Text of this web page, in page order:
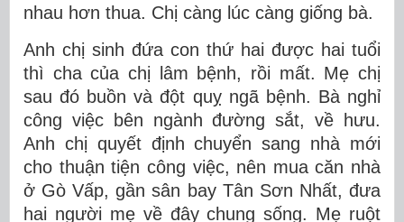
nhau hơn thua. Chị càng lúc càng giống bà.
Anh chị sinh đứa con thứ hai được hai tuổi
thì cha của chị lâm bệnh, rồi mất. Mẹ chị
sau đó buồn và đột quỵ ngã bệnh. Bà nghỉ
công việc bên ngành đường sắt, về hưu.
Anh chị quyết định chuyển sang nhà mới
cho thuận tiện công việc, nên mua căn nhà
ở Gò Vấp, gần sân bay Tân Sơn Nhất, đưa
hai người mẹ về đây chung sống. Mẹ ruột